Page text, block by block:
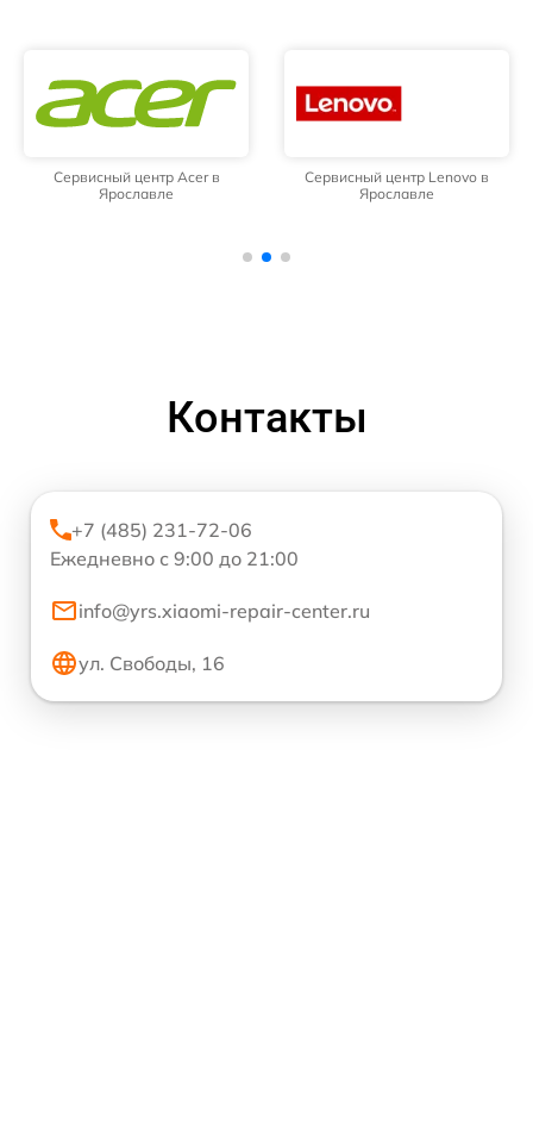
Сервисный центр Acer в
Ярославле
Сервисный центр Lenovo в
Ярославле
Контакты
+7 (485) 231-72-06
Ежедневно с 9:00 до 21:00
info@yrs.xiaomi-repair-center.ru
ул. Свободы, 16